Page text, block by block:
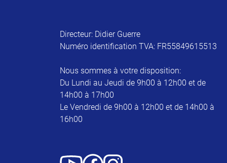
Directeur: Didier Guerre
Numéro identification TVA: FR55849615513
Nous sommes à votre disposition:
Du Lundi au Jeudi de 9h00 à 12h00 et de
14h00 à 17h00
Le Vendredi de 9h00 à 12h00 et de 14h00 à
16h00